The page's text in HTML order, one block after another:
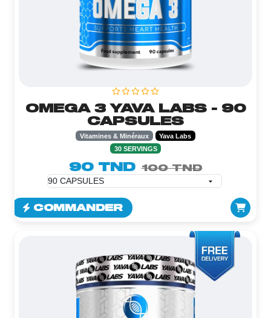
OMEGA 3 YAVA LABS - 90
CAPSULES
Vitamines & Minéraux
Yava Labs
30 SERVINGS
90 TND 100 TND
COMMANDER